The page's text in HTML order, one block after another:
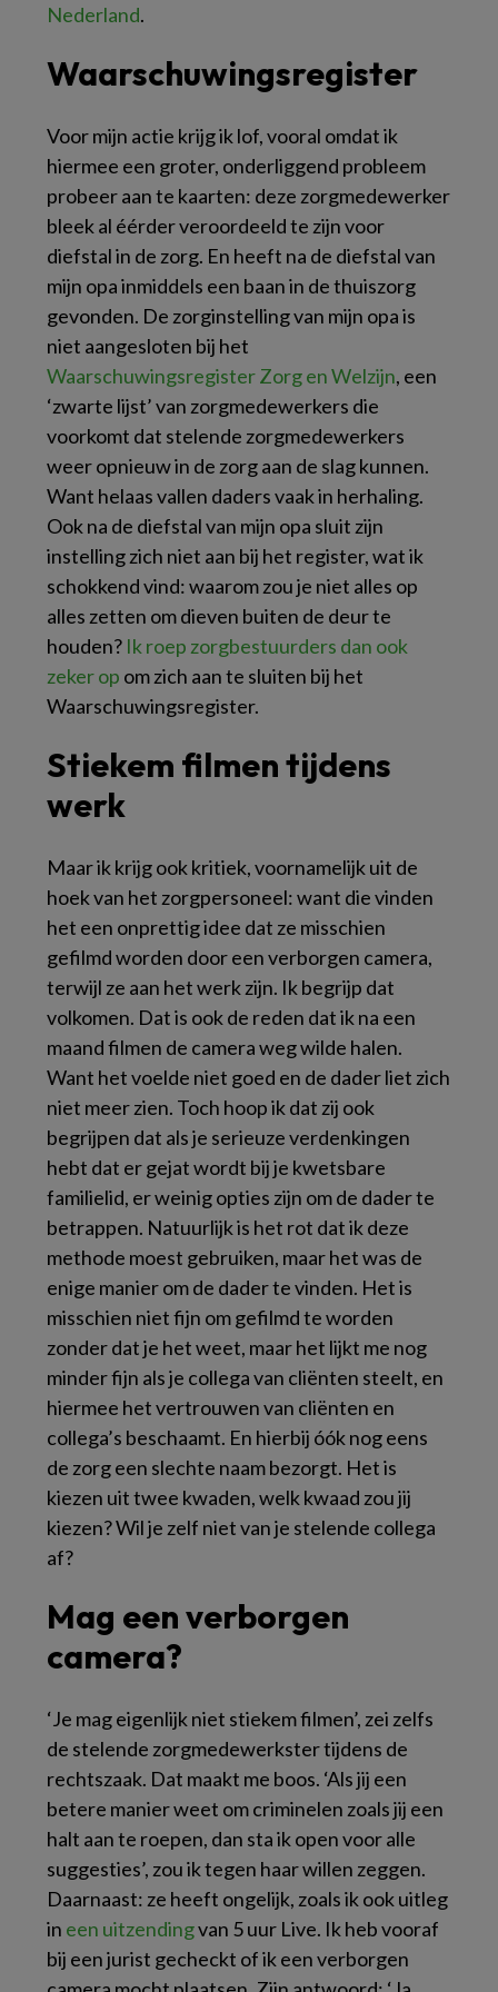
Nederland.
Waarschuwingsregister
Voor mijn actie krijg ik lof, vooral omdat ik
hiermee een groter, onderliggend probleem
probeer aan te kaarten: deze zorgmedewerker
bleek al éérder veroordeeld te zijn voor
diefstal in de zorg. En heeft na de diefstal van
mijn opa inmiddels een baan in de thuiszorg
gevonden. De zorginstelling van mijn opa is
niet aangesloten bij het
Waarschuwingsregister Zorg en Welzijn, een
‘zwarte lijst’ van zorgmedewerkers die
voorkomt dat stelende zorgmedewerkers
weer opnieuw in de zorg aan de slag kunnen.
Want helaas vallen daders vaak in herhaling.
Ook na de diefstal van mijn opa sluit zijn
instelling zich niet aan bij het register, wat ik
schokkend vind: waarom zou je niet alles op
alles zetten om dieven buiten de deur te
houden? Ik roep zorgbestuurders dan ook
zeker op om zich aan te sluiten bij het
Waarschuwingsregister.
Stiekem filmen tijdens
werk
Maar ik krijg ook kritiek, voornamelijk uit de
hoek van het zorgpersoneel: want die vinden
het een onprettig idee dat ze misschien
gefilmd worden door een verborgen camera,
terwijl ze aan het werk zijn. Ik begrijp dat
volkomen. Dat is ook de reden dat ik na een
maand filmen de camera weg wilde halen.
Want het voelde niet goed en de dader liet zich
niet meer zien. Toch hoop ik dat zij ook
begrijpen dat als je serieuze verdenkingen
hebt dat er gejat wordt bij je kwetsbare
familielid, er weinig opties zijn om de dader te
betrappen. Natuurlijk is het rot dat ik deze
methode moest gebruiken, maar het was de
enige manier om de dader te vinden. Het is
misschien niet fijn om gefilmd te worden
zonder dat je het weet, maar het lijkt me nog
minder fijn als je collega van cliënten steelt, en
hiermee het vertrouwen van cliënten en
collega’s beschaamt. En hierbij óók nog eens
de zorg een slechte naam bezorgt. Het is
kiezen uit twee kwaden, welk kwaad zou jij
kiezen? Wil je zelf niet van je stelende collega
af?
Mag een verborgen
camera?
‘Je mag eigenlijk niet stiekem filmen’, zei zelfs
de stelende zorgmedewerkster tijdens de
rechtszaak. Dat maakt me boos. ‘Als jij een
betere manier weet om criminelen zoals jij een
halt aan te roepen, dan sta ik open voor alle
suggesties’, zou ik tegen haar willen zeggen.
Daarnaast: ze heeft ongelijk, zoals ik ook uitleg
in een uitzendingvan 5 uur Live. Ik heb vooraf
bij een jurist gecheckt of ik een verborgen